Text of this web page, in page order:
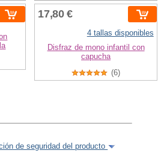
17,80 €
4 tallas disponibles
Disfraz de mono infantil con
capucha
(6)
de seguridad del producto